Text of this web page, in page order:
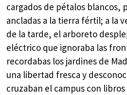
cargados de pétalos blancos,
ancladas a la tierra fértil; a la
de la tarde, el arboreto
eléctrico que ignoraba las
recordabas los jardines de
una libertad fresca y
cruzaban el campus con